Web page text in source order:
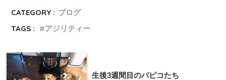
CATEGORY : ブログ
TAGS :
アジリティー
生後3週間目のパピコたち